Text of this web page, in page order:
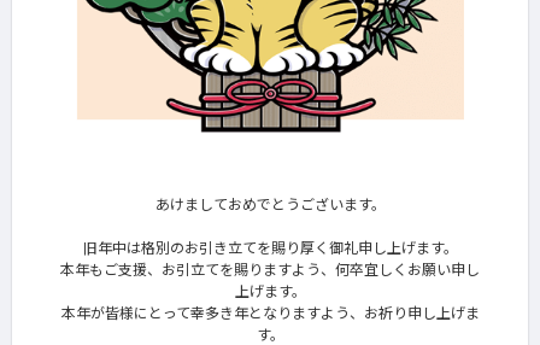
あけましておめでとうございます。
旧年中は格別のお引き立てを賜り厚く御礼申し上げます。
本年もご支援、お引立てを賜りますよう、何卒宜しくお願い申し
上げます。
本年が皆様にとって幸多き年となりますよう、お祈り申し上げま
す。